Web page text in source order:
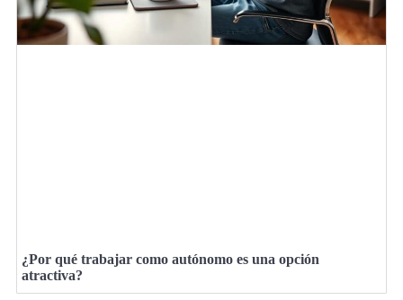
¿Por qué trabajar como autónomo es una opción
atractiva?